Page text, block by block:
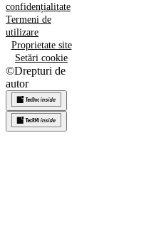
confidențialitate
Termeni de
utilizare
Proprietate site
Setări cookie
©Drepturi de
autor